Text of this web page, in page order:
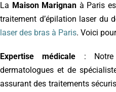
La Maison Marignan à Paris
traitement d’épilation laser du
laser des bras à Paris. Voici
Expertise médicale : Notre
dermatologues et de
assurant des traitements